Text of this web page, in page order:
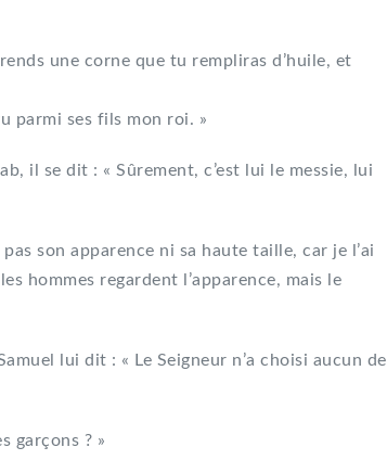
une corne que tu rempliras d’huile, et
parmi ses fils mon roi. »
il se dit : « Sûrement, c’est lui le messie, lui
son apparence ni sa haute taille, car je l’ai
hommes regardent l’apparence, mais le
lui dit : « Le Seigneur n’a choisi aucun de
garçons ? »